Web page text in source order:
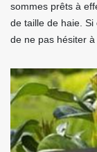
sommes prêts à
de taille de haie.
de ne pas hésiter